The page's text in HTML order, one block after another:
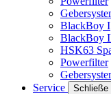
BlackBoy I
BlackBoy
HSK63
Powerfilter
Service
Schließe